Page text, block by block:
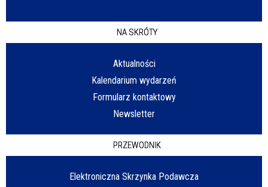
NA SKRÓTY
Aktualności
Kalendarium wydarzeń
Formularz kontaktowy
Newsletter
PRZEWODNIK
Elektroniczna Skrzynka Podawcza